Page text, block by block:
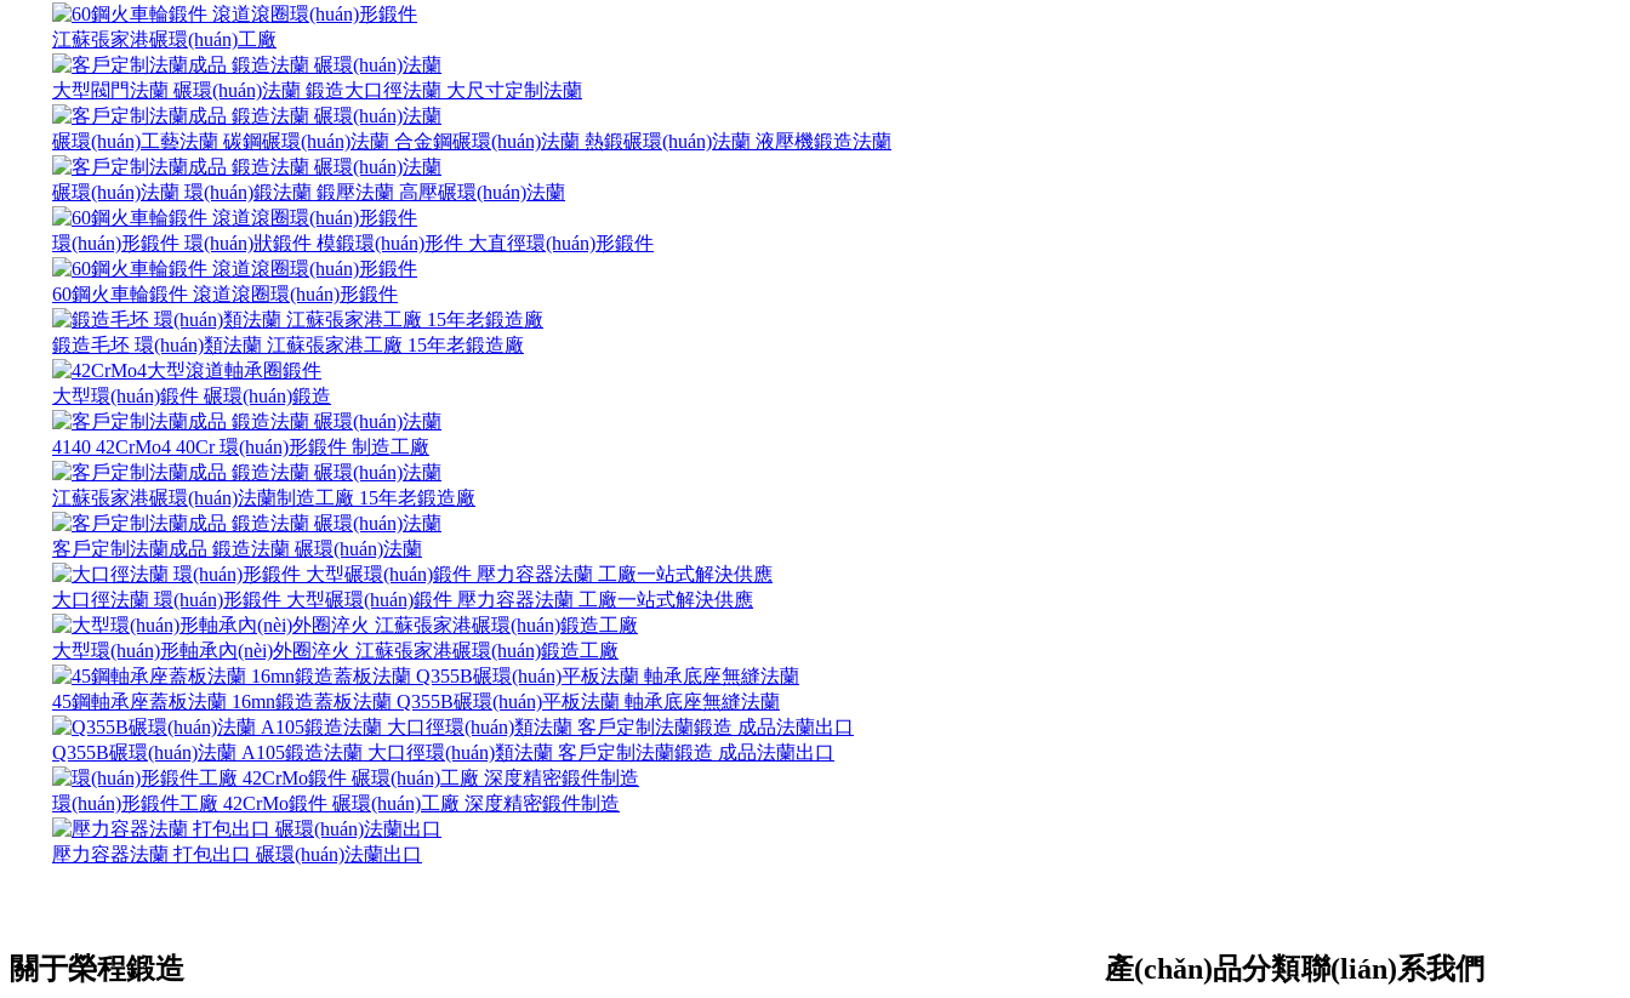
江蘇張家港碾環(huán)工廠
大型閥門法蘭 碾環(huán)法蘭 鍛造大口徑法蘭 大尺寸定制法蘭
碾環(huán)工藝法蘭 碳鋼碾環(huán)法蘭 合金鋼碾環(huán)法蘭 熱鍛碾環(huán)法蘭 液壓機鍛造法蘭
碾環(huán)法蘭 環(huán)鍛法蘭 鍛壓法蘭 高壓碾環(huán)法蘭
環(huán)形鍛件 環(huán)狀鍛件 模鍛環(huán)形件 大直徑環(huán)形鍛件
60鋼火車輪鍛件 滾道滾圈環(huán)形鍛件
鍛造毛坯 環(huán)類法蘭 江蘇張家港工廠 15年老鍛造廠
大型環(huán)鍛件 碾環(huán)鍛造
4140 42CrMo4 40Cr 環(huán)形鍛件 制造工廠
江蘇張家港碾環(huán)法蘭制造工廠 15年老鍛造廠
客戶定制法蘭成品 鍛造法蘭 碾環(huán)法蘭
大口徑法蘭 環(huán)形鍛件 大型碾環(huán)鍛件 壓力容器法蘭 工廠一站式解決供應
大型環(huán)形軸承內(nèi)外圈淬火 江蘇張家港碾環(huán)鍛造工廠
45鋼軸承座蓋板法蘭 16mn鍛造蓋板法蘭 Q355B碾環(huán)平板法蘭 軸承底座無縫法蘭
Q355B碾環(huán)法蘭 A105鍛造法蘭 大口徑環(huán)類法蘭 客戶定制法蘭鍛造 成品法蘭出口
環(huán)形鍛件工廠 42CrMo鍛件 碾環(huán)工廠 深度精密鍛件制造
壓力容器法蘭 打包出口 碾環(huán)法蘭出口
關于榮程鍛造 產(chǎn)品分類聯(lián)系我們